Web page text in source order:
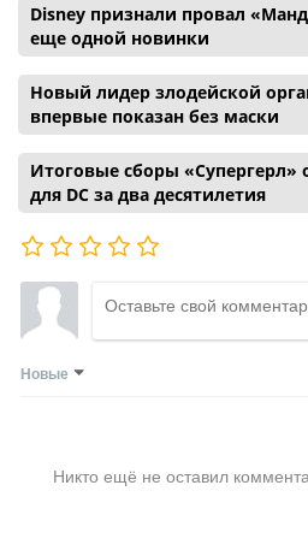
Disney признали провал
еще одной новинки
Новый лидер злодейской
впервые показан без маски
Итоговые сборы
для DC за два десятилетия
Новые
Никто ещё не оставил